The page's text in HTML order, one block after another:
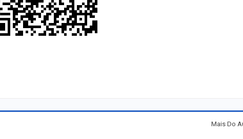
Mais Do